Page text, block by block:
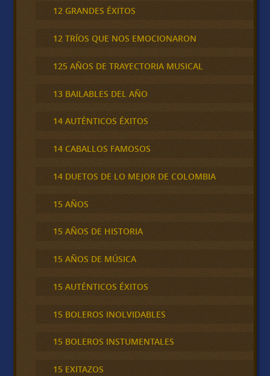
12 GRANDES ÉXITOS
12 TRÍOS QUE NOS EMOCIONARON
125 AÑOS DE TRAYECTORIA MUSICAL
13 BAILABLES DEL AÑO
14 AUTÉNTICOS ÉXITOS
14 CABALLOS FAMOSOS
14 DUETOS DE LO MEJOR DE COLOMBIA
15 AÑOS
15 AÑOS DE HISTORIA
15 AÑOS DE MÚSICA
15 AUTÉNTICOS ÉXITOS
15 BOLEROS INOLVIDABLES
15 BOLEROS INSTUMENTALES
15 EXITAZOS